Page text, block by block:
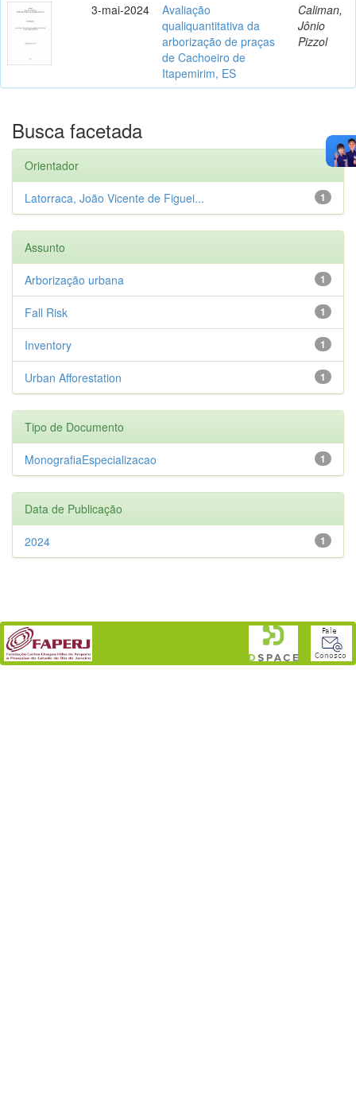
3-mai-2024
Avaliação
qualiquantitativa da
arborização de praças
de Cachoeiro de
Itapemirim, ES
Caliman,
Jônio
Pizzol
Busca facetada
Orientador
1
Latorraca, João Vicente de Figuei...
Assunto
1
Arborização urbana
1
Fall Risk
1
Inventory
1
Urban Afforestation
Tipo de Documento
1
MonografiaEspecializacao
Data de Publicação
1
2024